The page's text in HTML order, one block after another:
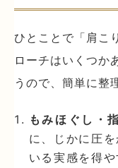
ひとことで「肩こ
ローチはいくつか
うので、簡単に整
もみほぐし・
に、じかに圧
いる実感を得